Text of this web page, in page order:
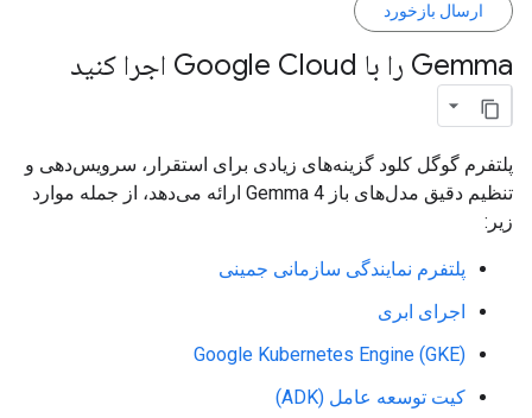
ارسال بازخورد
Gemma را با Google Cloud اجرا کنید
پلتفرم گوگل کلود گزینه‌های زیادی برای استقرار، سرویس‌دهی و
تنظیم دقیق مدل‌های باز Gemma 4 ارائه می‌دهد، از جمله موارد
زیر:
پلتفرم نمایندگی سازمانی جمینی
اجرای ابری
Google Kubernetes Engine (GKE)
کیت توسعه عامل (ADK)